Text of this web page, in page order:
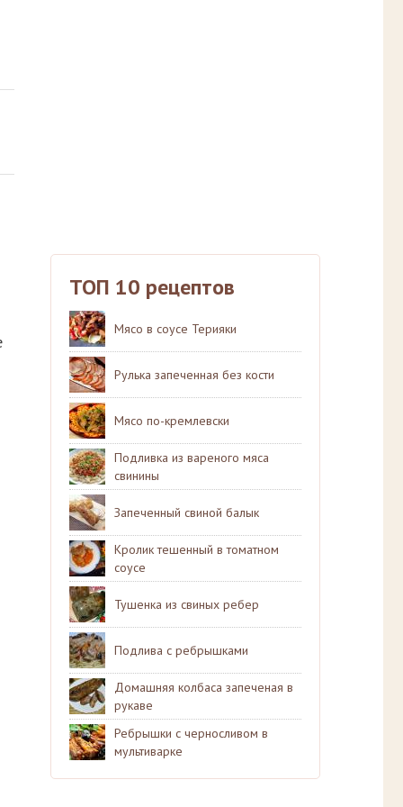
ТОП 10 рецептов
Мясо в соусе Терияки
Рулька запеченная без кости
Мясо по-кремлевски
Подливка из вареного мяса
свинины
Запеченный свиной балык
Кролик тешенный в томатном
соусе
Тушенка из свиных ребер
Подлива с ребрышками
Домашняя колбаса запеченая в
рукаве
Ребрышки с черносливом в
мультиварке